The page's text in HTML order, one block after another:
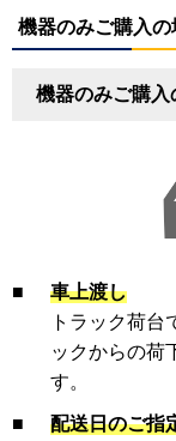
機器のみご購入
機器のみご購入
■
車上渡し
トラック荷
ックからの荷
す。
■
配送日のご指